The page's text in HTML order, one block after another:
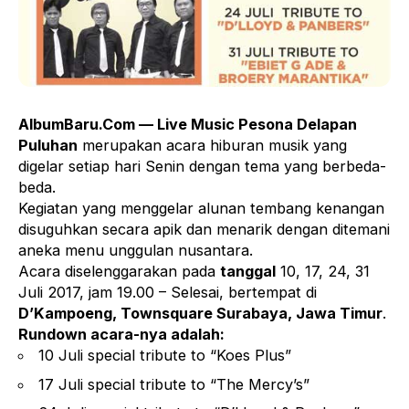
AlbumBaru.Com — Live Music Pesona Delapan
Puluhan merupakan acara hiburan musik yang
digelar setiap hari Senin dengan tema yang berbeda-
beda.
Kegiatan yang menggelar alunan tembang kenangan
disuguhkan secara apik dan menarik dengan ditemani
aneka menu unggulan nusantara.
Acara diselenggarakan pada tanggal 10, 17, 24, 31
Juli 2017, jam 19.00 – Selesai, bertempat di
D’Kampoeng, Townsquare Surabaya, Jawa Timur.
Rundown acara-nya adalah:
10 Juli special tribute to “Koes Plus”
17 Juli special tribute to “The Mercy’s”